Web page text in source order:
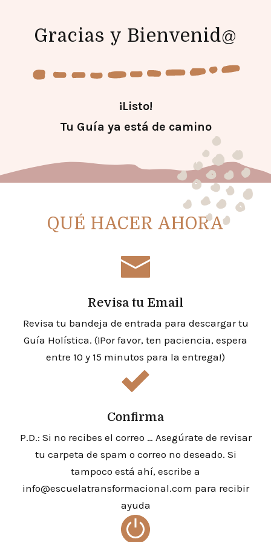
Gracias y Bienvenid@
¡Listo!
Tu Guía ya está de camino
QUÉ HACER AHORA
Revisa tu Email
Revisa tu bandeja de entrada para descargar tu
Guía Holística. (¡Por favor, ten paciencia, espera
entre 10 y 15 minutos para la entrega!)
Confirma
P.D.: Si no recibes el correo … Asegúrate de revisar
tu carpeta de spam o correo no deseado. Si
tampoco está ahí, escribe a
info@escuelatransformacional.com para recibir
ayuda